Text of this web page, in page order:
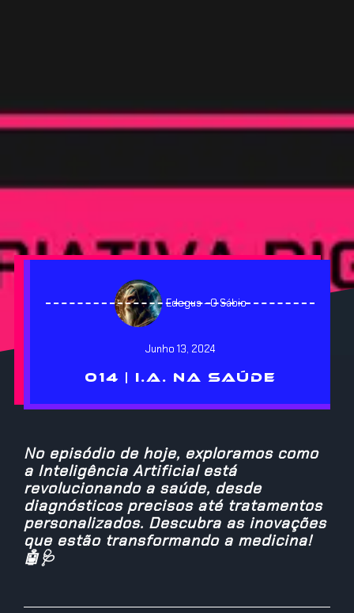
Edegus - O Sábio
Junho 13, 2024
014 | I.A. NA SAÚDE
No episódio de hoje, exploramos como
a Inteligência Artificial está
revolucionando a saúde, desde
diagnósticos precisos até tratamentos
personalizados. Descubra as inovações
que estão transformando a medicina!
🤖🩺